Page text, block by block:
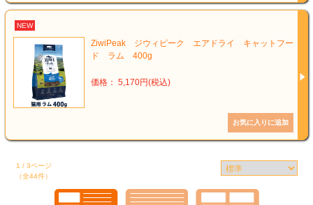
NEW
ZiwiPeak ジウィピーク エアドライ キャットフー
ド ラム 400g
価格： 5,170円(税込)
1 / 3ページ
（全44件）